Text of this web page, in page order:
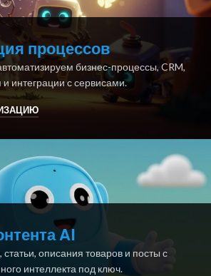
процессов
бизнес-процессы, CRM,
интеграции с сервисами.
AI
описания товаров и посты с
интеллекта под ключ.